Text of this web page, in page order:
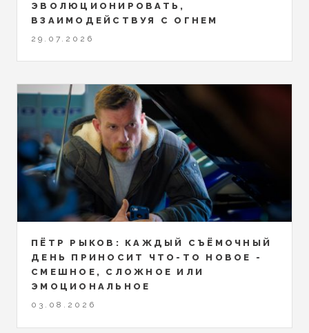
ЭВОЛЮЦИОНИРОВАТЬ,
ВЗАИМОДЕЙСТВУЯ С ОГНЕМ
29.07.2026
ПЁТР РЫКОВ: КАЖДЫЙ СЪЁМОЧНЫЙ
ДЕНЬ ПРИНОСИТ ЧТО-ТО НОВОЕ -
СМЕШНОЕ, СЛОЖНОЕ ИЛИ
ЭМОЦИОНАЛЬНОЕ
03.08.2026